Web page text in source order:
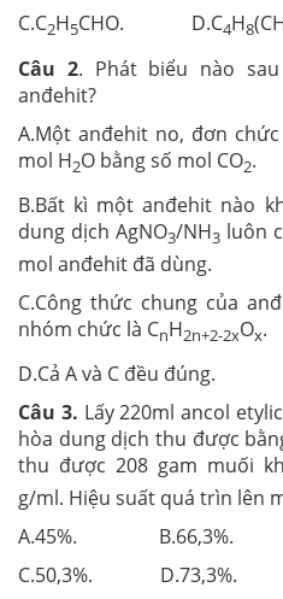
C.C2H5CHO. D.C4H8
Câu 2. Phát biểu nào
anđehit?
A.Một anđehit no, đơn
mol H2O bằng số mol CO2.
B.Bất kì một anđehit nào
dung dịch AgNO3/NH­3luôn
mol anđehit đã dùng.
C.Công thức chung của
nhóm chức là CnH2n+2-2xOx.
D.Cả A và C đều đúng.
Câu 3. Lấy 220ml ancol
hòa dung dịch thu được
thu được 208 gam muối
g/ml. Hiệu suất quá trìn lên
A.45%. B.66,3%.
C.50,3%. D.73,3%.